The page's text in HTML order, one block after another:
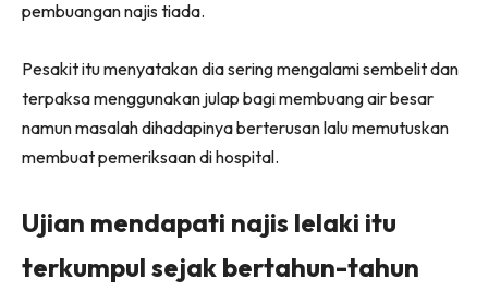
pembuangan najis tiada.
Pesakit itu menyatakan dia sering mengalami sembelit dan
terpaksa menggunakan julap bagi membuang air besar
namun masalah dihadapinya berterusan lalu memutuskan
membuat pemeriksaan di hospital.
Ujian mendapati najis lelaki itu
terkumpul sejak bertahun-tahun